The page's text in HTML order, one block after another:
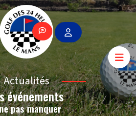
Actualités
événements
pas manquer